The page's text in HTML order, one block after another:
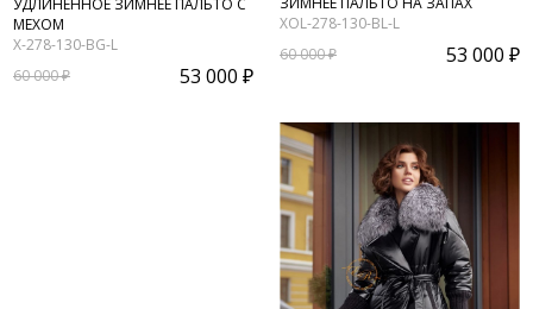
УДЛИНЁННОЕ ЗИМНЕЕ ПАЛЬТО С
МЕХОМ
X-278-130-BG-L
60 000 ₽
53 000 ₽
XOL-278-130-BL-L
60 000 ₽
53 000 ₽